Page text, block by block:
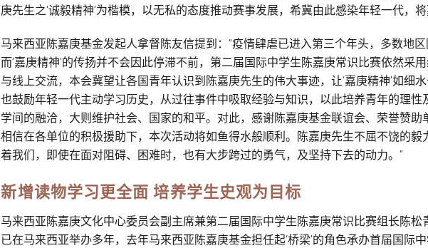
庚先生之‘诚毅精神’为楷模，以无私的态度推动赛事发展，希冀由此感染年轻一代，
马来西亚陈嘉庚基金发起人拿督陈友信提到：“疫情肆虐已进入第三个年头，多数地
而‘嘉庚精神’的传扬并不会因此停滞不前，第二届国际中学生陈嘉庚常识比赛依然采
与线上交流，本会冀望让各国青年认识到陈嘉庚先生的伟大事迹，让‘嘉庚精神’如细
也鼓励年轻一代主动学习历史，从过往事件中吸取经验与知识，以此培养青年的理性
学间的融洽，大则维护社会、国家的和平。对此，感谢陈嘉庚基金联谊会、荣誉赞助
相信在各单位的积极援助下，本次活动将如鱼得水般顺利。陈嘉庚先生不屈不饶的
着我们，即使在面对阻碍、困难时，也有大步跨过的勇气，及坚持下去的动力。”
新增读物学习更全面 培养学生史观为目标
马来西亚陈嘉庚文化中心委员会副主席兼第二届国际中学生陈嘉庚常识比赛组长陈松
已在马来西亚举办多年，去年马来西亚陈嘉庚基金担任起‘桥梁’的角色承办首届国际